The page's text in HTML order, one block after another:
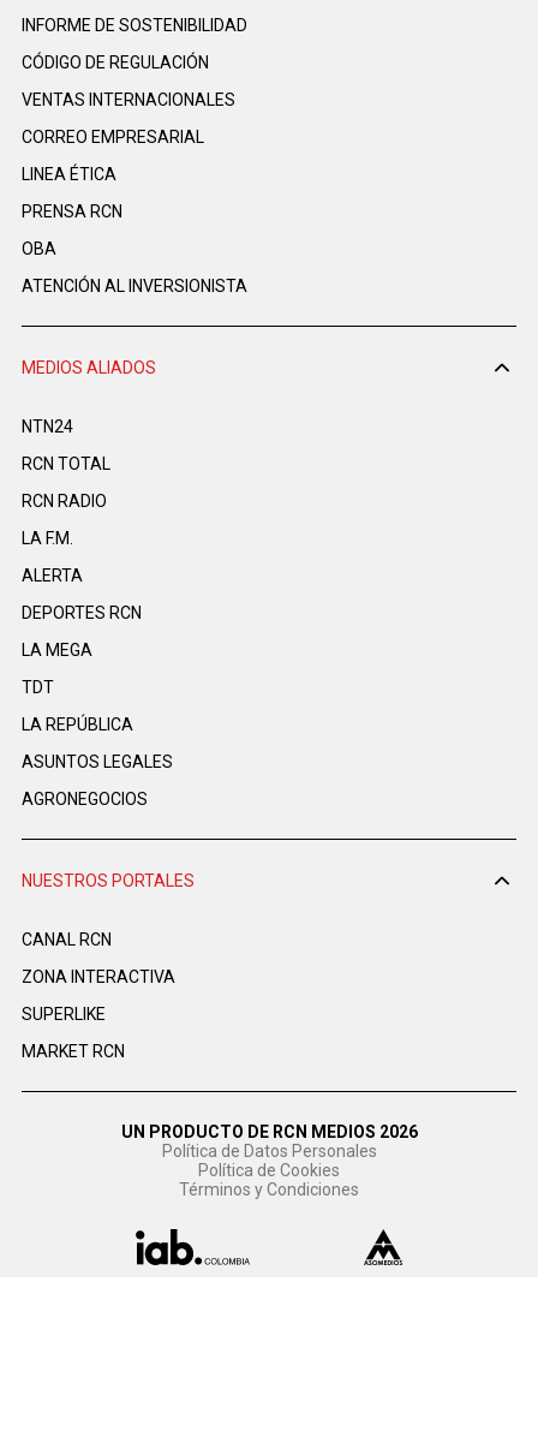
INFORME DE SOSTENIBILIDAD
CÓDIGO DE REGULACIÓN
VENTAS INTERNACIONALES
CORREO EMPRESARIAL
LINEA ÉTICA
PRENSA RCN
OBA
ATENCIÓN AL INVERSIONISTA
MEDIOS ALIADOS
NTN24
RCN TOTAL
RCN RADIO
LA F.M.
ALERTA
DEPORTES RCN
LA MEGA
TDT
LA REPÚBLICA
ASUNTOS LEGALES
AGRONEGOCIOS
NUESTROS PORTALES
CANAL RCN
ZONA INTERACTIVA
SUPERLIKE
MARKET RCN
UN PRODUCTO DE RCN MEDIOS 2026
Política de Datos Personales
Política de Cookies
Términos y Condiciones